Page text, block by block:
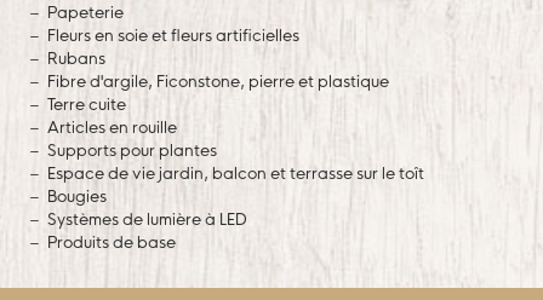
Papeterie
Fleurs en soie et fleurs artificielles
Rubans
Fibre d'argile, Ficonstone, pierre et plastique
Terre cuite
Articles en rouille
Supports pour plantes
Espace de vie jardin, balcon et terrasse sur le toît
Bougies
Systèmes de lumière à LED
Produits de base